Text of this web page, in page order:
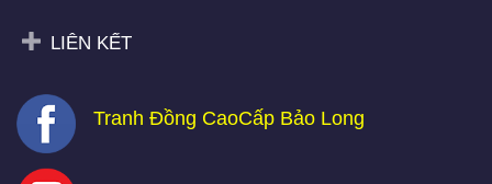
LIÊN KẾT
Tranh Đồng CaoCấp Bảo Long